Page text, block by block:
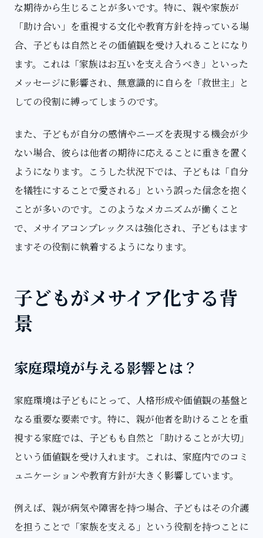
な期待から生じることが多いです。特に、親や家族が
「助け合い」を重視する文化や教育方針を持っている場
合、子どもは自然とその価値観を受け入れることになり
ます。これは「家族はお互いを支え合うべき」といった
メッセージに影響され、無意識的に自らを「救世主」と
しての役割に縛ってしまうのです。
また、子どもが自分の感情やニーズを表現する機会が少
ない場合、彼らは他者の期待に応えることに重きを置く
ようになります。こうした状況下では、子どもは「自分
を犠牲にすることで愛される」という誤った信念を抱く
ことが多いのです。このようなメカニズムが働くこと
で、メサイアコンプレックスは強化され、子どもはます
ますその役割に執着するようになります。
子どもがメサイア化する背
景
家庭環境が与える影響とは？
家庭環境は子どもにとって、人格形成や価値観の基盤と
なる重要な要素です。特に、親が他者を助けることを重
視する家庭では、子どもも自然と「助けることが大切」
という価値観を受け入れます。これは、家庭内でのコミ
ュニケーションや教育方針が大きく影響しています。
例えば、親が病気や障害を持つ場合、子どもはその介護
を担うことで「家族を支える」という役割を持つことに